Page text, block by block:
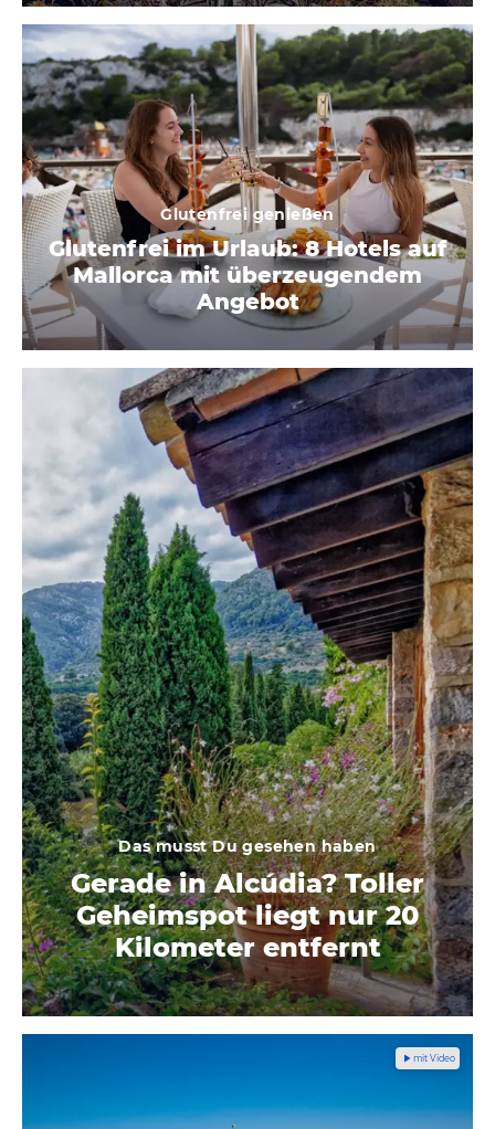
Glutenfrei genießen
Glutenfrei im Urlaub: 8 Hotels auf
Mallorca mit überzeugendem
Angebot
Das musst Du gesehen haben
Gerade in Alcúdia? Toller
Geheimspot liegt nur 20
Kilometer entfernt
mit Video